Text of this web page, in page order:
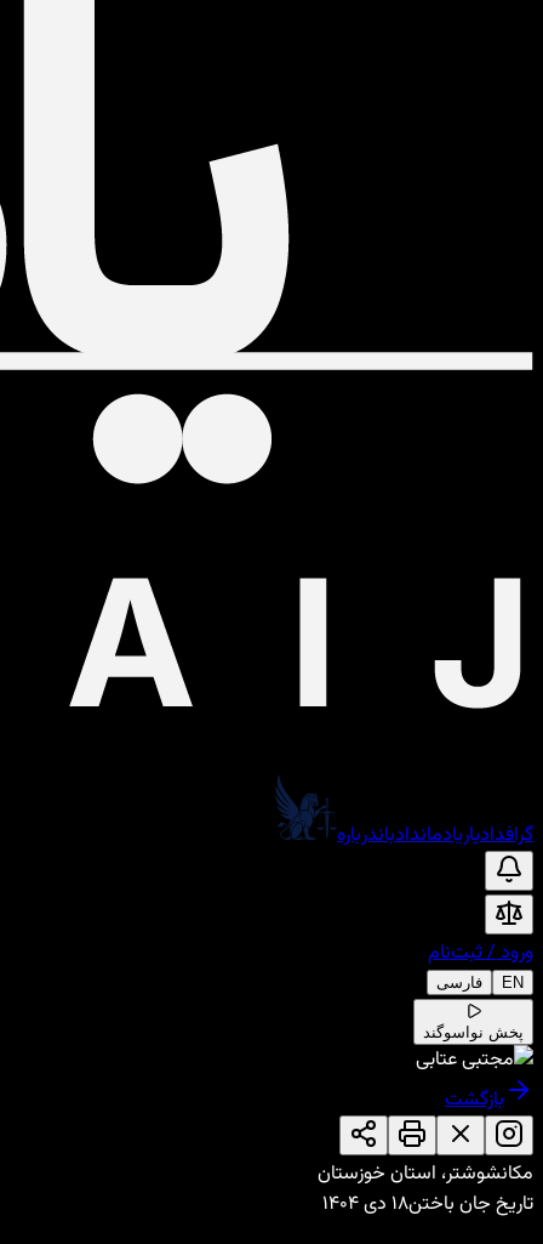
گرافدادیاریادماندادباندرباره
ورود/ثبت‌نام
EN فارسی
پخش نوا سوگند
بازگشت
مکانشوشتر، استان خوزستان
تاریخ جان باختن۱۸ دی ۱۴۰۴